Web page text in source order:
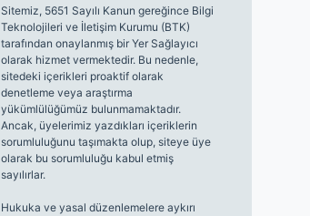
Sitemiz, 5651 Sayılı Kanun gereğince Bilgi
Teknolojileri ve İletişim Kurumu (BTK)
tarafından onaylanmış bir Yer Sağlayıcı
olarak hizmet vermektedir. Bu nedenle,
sitedeki içerikleri proaktif olarak
denetleme veya araştırma
yükümlülüğümüz bulunmamaktadır.
Ancak, üyelerimiz yazdıkları içeriklerin
sorumluluğunu taşımakta olup, siteye üye
olarak bu sorumluluğu kabul etmiş
sayılırlar.
Hukuka ve yasal düzenlemelere aykırı